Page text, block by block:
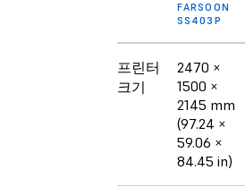
FARSOON
SS403P
프린터
크기
2470 ×
1500 ×
2145 mm
(97.24 ×
59.06 ×
84.45 in)